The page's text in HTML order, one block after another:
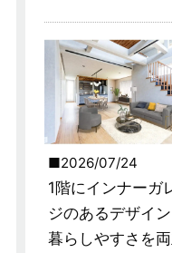
2026/07/24
1階にインナーガ
ジのあるデザイン
暮らしやすさを